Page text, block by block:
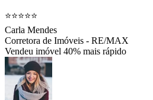
⭐⭐⭐⭐⭐
Carla Mendes
Corretora de Imóveis - RE/MAX
Vendeu imóvel 40% mais rápido